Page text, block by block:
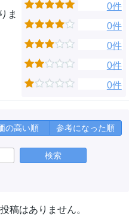
ま
0件
0件
0件
0件
0件
の高い順 参考になった順
検索
稿はありません。